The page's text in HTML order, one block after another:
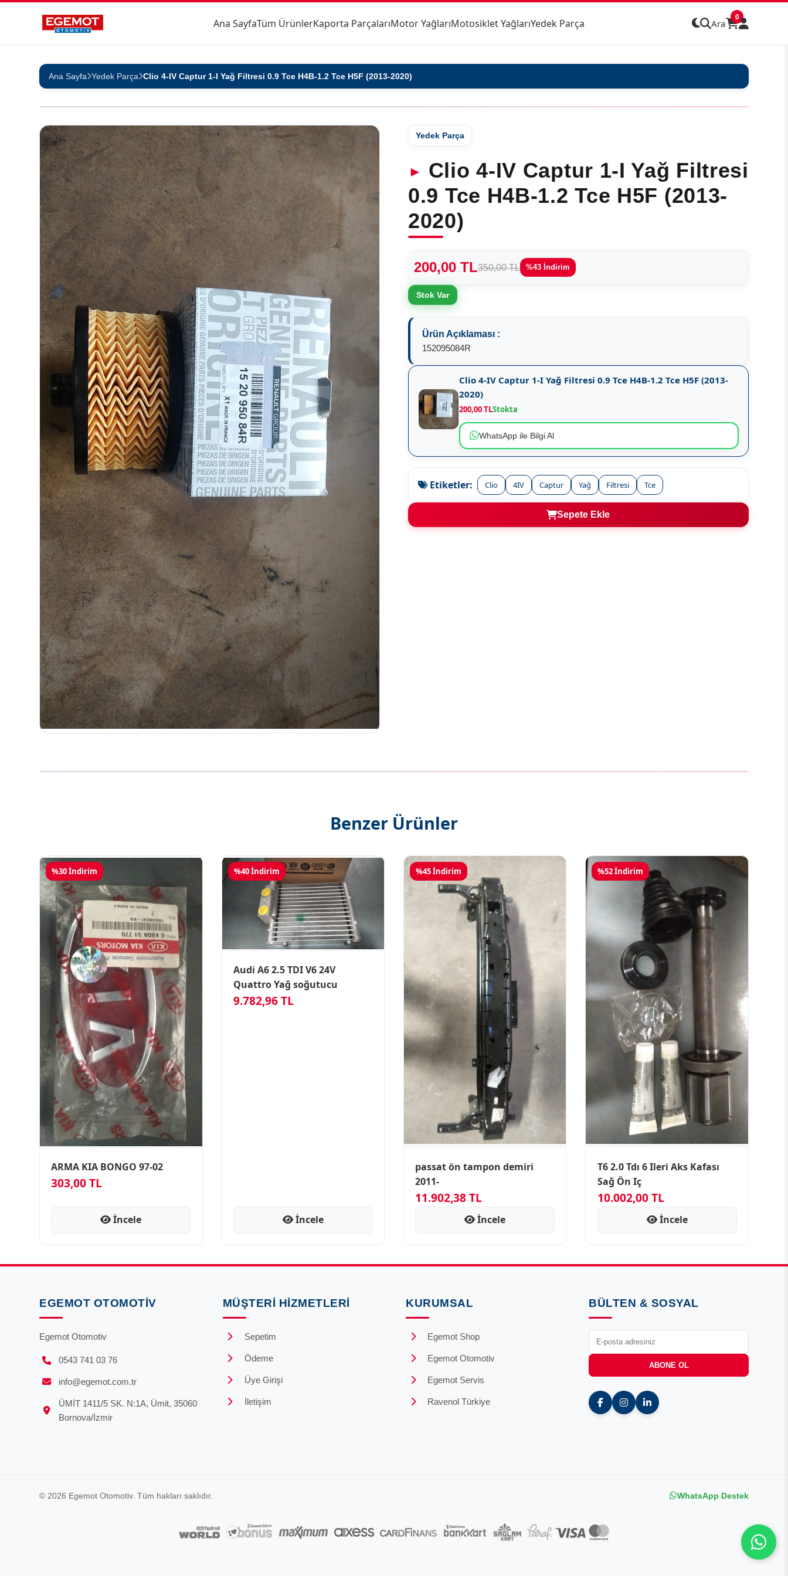
Ana SayfaTüm ÜrünlerKaporta ParçalarıMotor YağlarıMotosiklet YağlarıYedek Parça Ara
0
Ana Sayfa Yedek Parça Clio 4-IV Captur 1-I Yağ Filtresi 0.9 Tce H4B-1.2 Tce H5F (2013-2020)
Yedek Parça
Clio 4-IV Captur 1-I Yağ Filtresi
0.9 Tce H4B-1.2 Tce H5F (2013-
2020)
200,00 TL350,00 TL %43 İndirim
Stok Var
Ürün Açıklaması :
152095084R
Clio 4-IV Captur 1-I Yağ Filtresi 0.9 Tce H4B-1.2 Tce H5F (2013-
2020)
200,00 TLStokta
WhatsApp ile Bilgi Al
Etiketler: Clio 4IV Captur Yağ Filtresi Tce
Sepete Ekle
Benzer Ürünler
%30 İndirim
ARMA KIA BONGO 97-02
303,00 TL
İncele
%40 İndirim
Audi A6 2.5 TDI V6 24V
Quattro Yağ soğutucu
9.782,96 TL
İncele
%45 İndirim
passat ön tampon demiri
2011-
11.902,38 TL
İncele
%52 İndirim
T6 2.0 Tdı 6 Ileri Aks Kafası
Sağ Ön Iç
10.002,00 TL
İncele
EGEMOT OTOMOTIV
Egemot Otomotiv
0543 741 03 76
info@egemot.com.tr
ÜMİT 1411/5 SK. N:1A, Ümit, 35060
Bornova/İzmir
MÜŞTERI HIZMETLERI
Sepetim
Ödeme
Üye Girişi
İletişim
KURUMSAL
Egemot Shop
Egemot Otomotiv
Egemot Servis
Ravenol Türkiye
BÜLTEN & SOSYAL
ABONE OL
© 2026 Egemot Otomotiv. Tüm hakları saklıdır. WhatsApp Destek